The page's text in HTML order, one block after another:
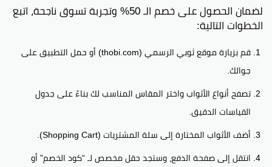
لضمان الحصول على خصم الـ 50% وتجربة تسوق ناجحة، اتبع
الخطوات التالية:
قم بزيارة موقع ثوبي الرسمي (thobi.com) أو حمل التطبيق على
جوالك.
تصفح أنواع الأثواب واختر المقاس المناسب لك بناءً على جدول
القياسات الدقيق.
أضف الأثواب المختارة إلى سلة المشتريات (Shopping Cart).
انتقل إلى صفحة الدفع، وستجد حقل مخصص لـ “كود الخصم” أو